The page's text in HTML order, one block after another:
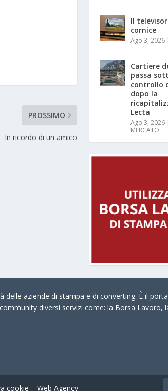
PROSSIMO
In ricordo di un amico
Il
cornice
Ago 3, 2026
Cartiere
passa
controllo
dopo la
Lecta
Ago 3, 2026
MERCATO
delle aziende di stampa e di converting. È il
diversi servizi come: la Borsa Lavoro,
cookie – Web Agency